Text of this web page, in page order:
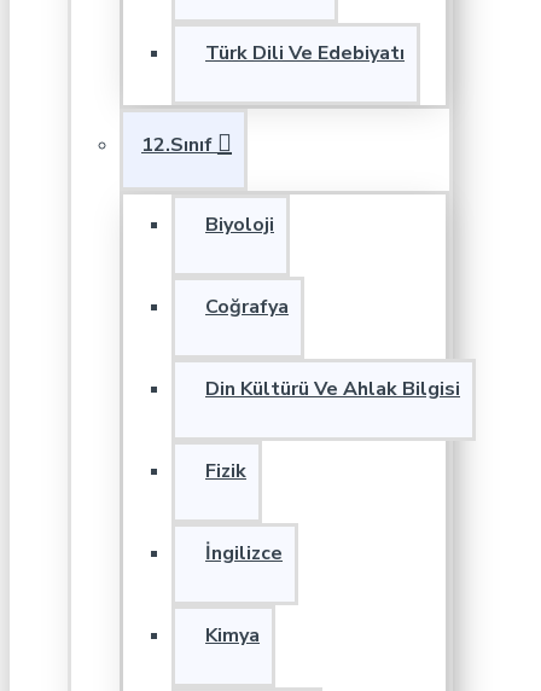
Türk Dili Ve Edebiyatı
12.Sınıf
Biyoloji
Coğrafya
Din Kültürü Ve Ahlak Bilgisi
Fizik
İngilizce
Kimya